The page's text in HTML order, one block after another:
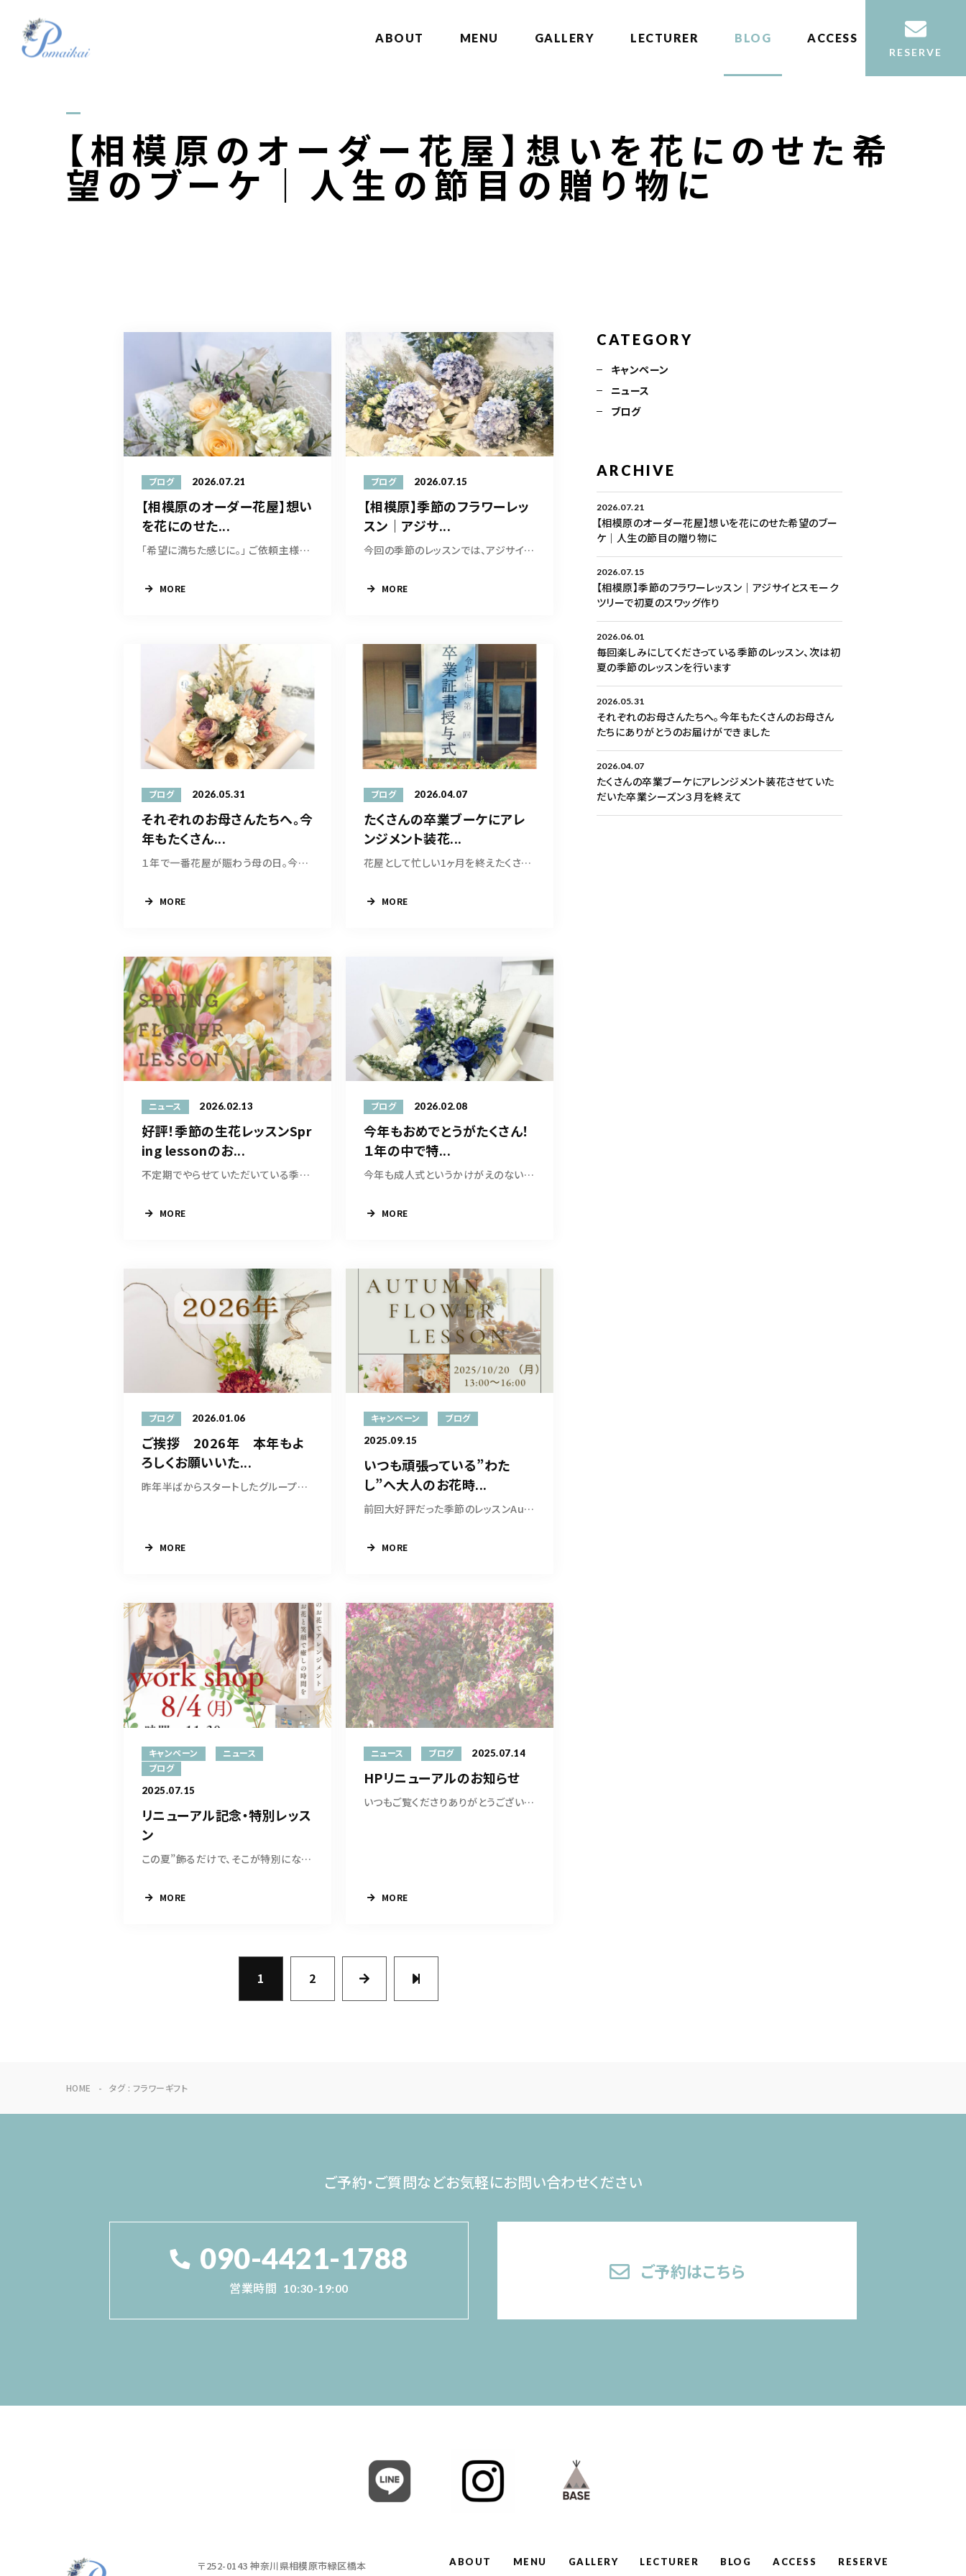
ABOUT MENU GALLERY LECTURER BLOG ACCESS
RESERVE
【相模原のオーダー花屋】想いを花にのせた希
望のブーケ｜人生の節目の贈り物に
ブログ 2026.07.21
【相模原のオーダー花屋】想い
を花にのせた...
「希望に満ちた感じに。」 ご依頼主様からいただ...
MORE
ブログ 2026.07.15
【相模原】季節のフラワーレッ
スン｜アジサ...
今回の季節のレッスンでは、アジサイとスモーク...
MORE
ブログ 2026.05.31
それぞれのお母さんたちへ。今
年もたくさん...
１年で一番花屋が賑わう母の日。今年もたくさん...
MORE
ブログ 2026.04.07
たくさんの卒業ブーケにアレ
ンジメント装花...
花屋として忙しい1ヶ月を終えたくさんの”卒業お...
MORE
ニュース 2026.02.13
好評！季節の生花レッスンSpr
ing lessonのお...
不定期でやらせていただいている季節の生花レッ...
MORE
ブログ 2026.02.08
今年もおめでとうがたくさん！
１年の中で特...
今年も成人式というかけがえのない大切な一日に...
MORE
ブログ 2026.01.06
ご挨拶 2026年 本年もよ
ろしくお願いいた...
昨年半ばからスタートしたグループレッスン、予...
MORE
キャンペーン ブログ
2025.09.15
いつも頑張っている”わた
し”へ大人のお花時...
前回大好評だった季節のレッスンAutumn Lessonの...
MORE
キャンペーン
ニュース
ブログ
2025.07.15
リニューアル記念・特別レッス
ン
この夏”飾るだけで、そこが特別になる”花体験を...
MORE
ニュース ブログ 2025.07.14
HPリニューアルのお知らせ
いつもご覧くださりありがとうございますお教室...
MORE
1 2
CATEGORY
キャンペーン
ニュース
ブログ
ARCHIVE
2026.07.21
【相模原のオーダー花屋】想いを花にのせた希望のブー
ケ｜人生の節目の贈り物に
2026.07.15
【相模原】季節のフラワーレッスン｜アジサイとスモーク
ツリーで初夏のスワッグ作り
2026.06.01
毎回楽しみにしてくださっている季節のレッスン、次は初
夏の季節のレッスンを行います
2026.05.31
それぞれのお母さんたちへ。今年もたくさんのお母さん
たちにありがとうのお届けができました
2026.04.07
たくさんの卒業ブーケにアレンジメント装花させていた
だいた卒業シーズン３月を終えて
HOME タグ : フラワーギフト
ご予約・ご質問などお気軽にお問い合わせください
090-4421-1788
営業時間 10:30-19:00
ご予約はこちら
〒252-0143 神奈川県相模原市緑区橋本 ABOUT MENU GALLERY LECTURER BLOG ACCESS RESERVE